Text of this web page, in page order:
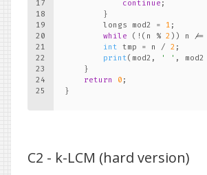
17
18
19
20
21
22
23
24
25
continue ;
        }
        longs mod2 =
1 ;
while (!(n % 2 )) n /=
int tmp = n / 2 ;
print(mod2, ' ' ,
    }
return
0 ;
}
C2 - k-LCM (hard version)